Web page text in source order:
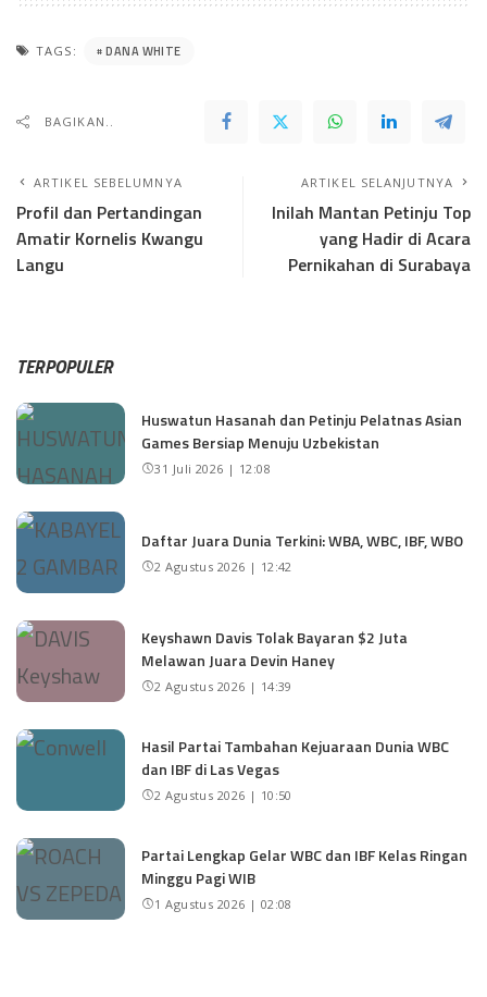
TAGS: DANA WHITE
BAGIKAN..
ARTIKEL SEBELUMNYA
Profil dan Pertandingan
Amatir Kornelis Kwangu
Langu
ARTIKEL SELANJUTNYA
Inilah Mantan Petinju Top
yang Hadir di Acara
Pernikahan di Surabaya
TERPOPULER
Huswatun Hasanah dan Petinju Pelatnas Asian
Games Bersiap Menuju Uzbekistan
31 Juli 2026 | 12:08
Daftar Juara Dunia Terkini: WBA, WBC, IBF, WBO
2 Agustus 2026 | 12:42
Keyshawn Davis Tolak Bayaran $2 Juta
Melawan Juara Devin Haney
2 Agustus 2026 | 14:39
Hasil Partai Tambahan Kejuaraan Dunia WBC
dan IBF di Las Vegas
2 Agustus 2026 | 10:50
Partai Lengkap Gelar WBC dan IBF Kelas Ringan
Minggu Pagi WIB
1 Agustus 2026 | 02:08